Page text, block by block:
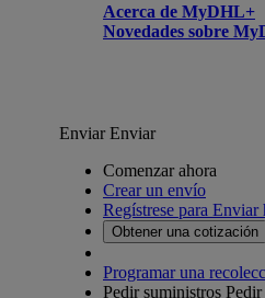
Acerca de MyDHL+
Novedades sobre
EnviarEnviar
Comenzar ahora
Crear un envío
Regístrese para
Obtener una cotización
Programar una
Pedir suministros